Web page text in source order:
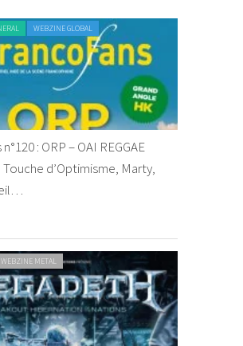
WEBZINE GLOBAL
: ORP – OAI REGGAE
Touche d’Optimisme, Marty,
WEBZINE METAL